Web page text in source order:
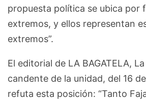
propuesta política se ubica por
extremos, y ellos representan
extremos”.
El editorial de LA BAGATELA,
candente de la unidad, del 16
refuta esta posición: “Tanto